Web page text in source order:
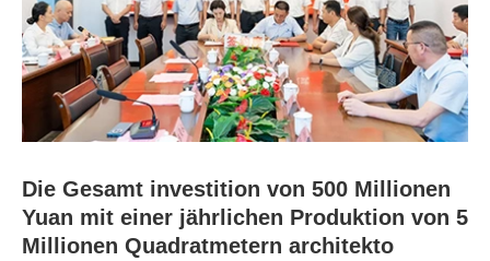
Die Gesamt investition von 500 Millionen
Yuan mit einer jährlichen Produktion von 5
Millionen Quadratmetern architekto